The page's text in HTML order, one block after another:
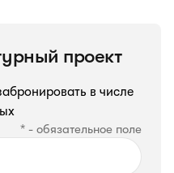
проект
в числе
* - обязательное поле